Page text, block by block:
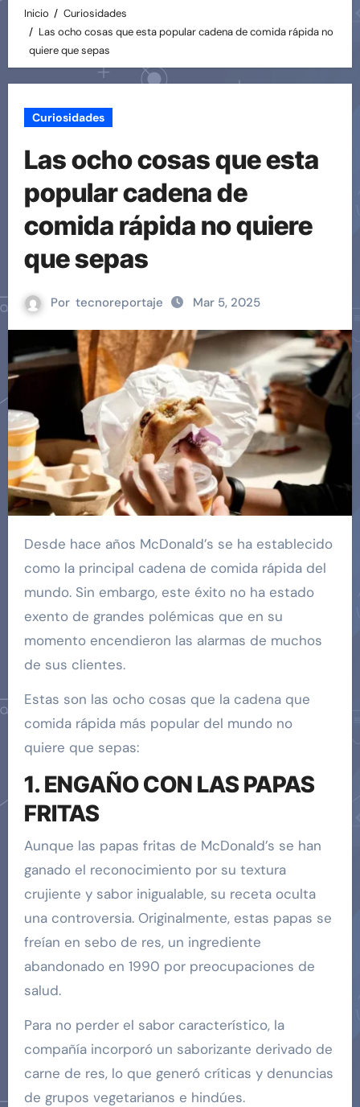
Inicio
Curiosidades
Las ocho cosas que esta popular cadena de comida rápida no
quiere que sepas
Curiosidades
Las ocho cosas que esta
popular cadena de
comida rápida no quiere
que sepas
Por tecnoreportaje Mar 5, 2025
Desde hace años McDonald’s se ha establecido
como la principal cadena de comida rápida del
mundo. Sin embargo, este éxito no ha estado
exento de grandes polémicas que en su
momento encendieron las alarmas de muchos
de sus clientes.
Estas son las ocho cosas que la cadena que
comida rápida más popular del mundo no
quiere que sepas:
1. ENGAÑO CON LAS PAPAS
FRITAS
Aunque las papas fritas de McDonald’s se han
ganado el reconocimiento por su textura
crujiente y sabor inigualable, su receta oculta
una controversia. Originalmente, estas papas se
freían en sebo de res, un ingrediente
abandonado en 1990 por preocupaciones de
salud.
Para no perder el sabor característico, la
compañía incorporó un saborizante derivado de
carne de res, lo que generó críticas y denuncias
de grupos vegetarianos e hindúes.